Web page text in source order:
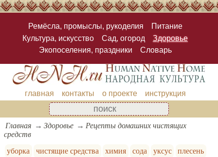
Ремёсла, промыслы, рукоделия
Питание
Культура, искусство
Сад, огород
Здоровье
Экопоселения, праздники
Словарь
главная контакты о проекте инструкция
Главная Здоровье
Рецепты домашних чистящих
средств
уборка
чистящие средства химия сода уксус
плесень